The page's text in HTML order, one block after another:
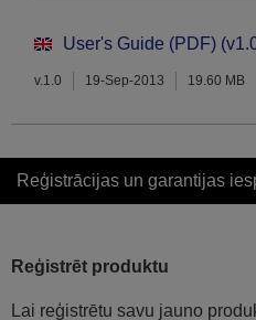
User's Guide (PDF)
v.1.0 19-Sep-2013 19.60 MB
Reģistrācijas un garantijas
Reģistrēt produktu
Lai reģistrētu savu jauno